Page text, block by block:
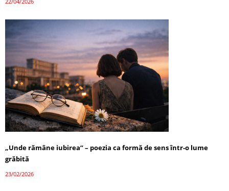
„Unde rămâne iubirea” – poezia ca formă de sens într-o lume
grăbită
23/02/2026